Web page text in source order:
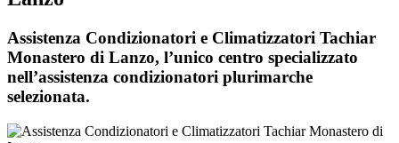
Assistenza Condizionatori e Climatizzatori Tachiar
Monastero di Lanzo, l’unico centro specializzato
nell’assistenza condizionatori plurimarche
selezionata.